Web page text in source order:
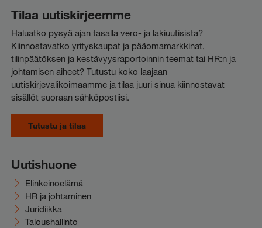
Tilaa uutiskirjeemme
Haluatko pysyä ajan tasalla vero- ja lakiuutisista?
Kiinnostavatko yrityskaupat ja pääomamarkkinat,
tilinpäätöksen ja kestävyysraportoinnin teemat tai HR:n ja
johtamisen aiheet? Tutustu koko laajaan
uutiskirjevalikoimaamme ja tilaa juuri sinua kiinnostavat
sisällöt suoraan sähköpostiisi.
Tutustu ja tilaa
Uutishuone
Elinkeinoelämä
HR ja johtaminen
Juridiikka
Taloushallinto